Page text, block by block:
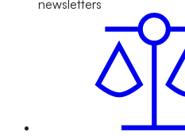
newsletters